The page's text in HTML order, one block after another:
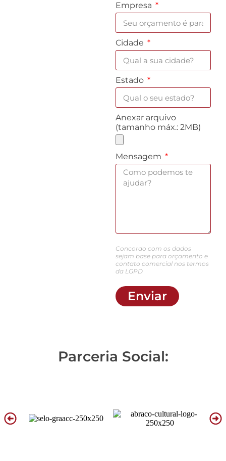
Empresa
Cidade
Estado
Anexar arquivo
(tamanho máx.: 2MB)
Mensagem
Concordo com os dados
sejam base para orçamento e
contato comercial nos termos
da LGPD
Enviar
Parceria Social: